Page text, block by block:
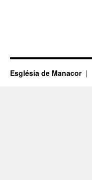
Església de Manacor